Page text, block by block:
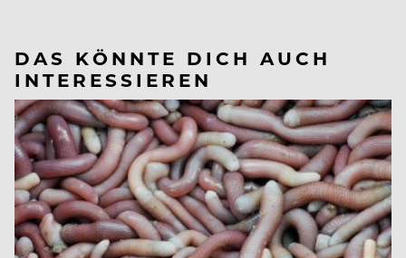
DAS KÖNNTE DICH AUCH
INTERESSIEREN